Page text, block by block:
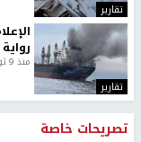
تقارير
تقارير
منذ 9 ثواني
تصريحات خاصة